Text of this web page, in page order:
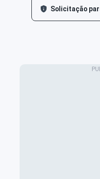
Solicitação